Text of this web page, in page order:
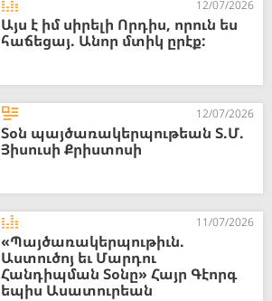
12/07/2026
Այս է իմ սիրելի Որդիս, որուն ես
հաճեցայ. Անոր մտիկ ըրէք:
12/07/2026
Տօն պայծառակերպութեան Տ.Մ.
Յիսուսի Քրիստոսի
11/07/2026
«Պայծառակերպութիւն.
Աստուծոյ եւ Մարդու
Հանդիպման Տօնը» Հայր Գէորգ
եպիս Ասատուրեան